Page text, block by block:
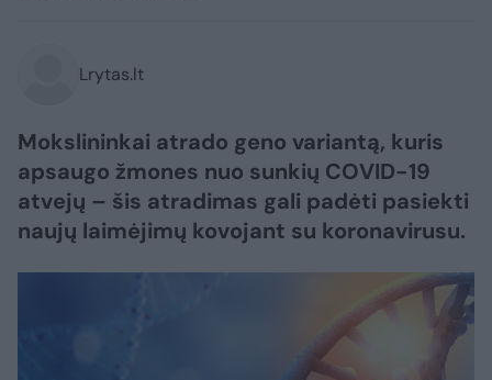
Lrytas.lt
Mokslininkai atrado geno variantą, kuris
apsaugo žmones nuo sunkių COVID-19
atvejų – šis atradimas gali padėti pasiekti
naujų laimėjimų kovojant su koronavirusu.